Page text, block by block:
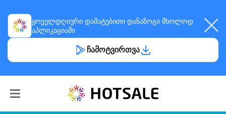
ყოველდღიური დამატებითი დანაზოგი მხოლოდ
აპლიკაციაში
ჩამოტვირთვა